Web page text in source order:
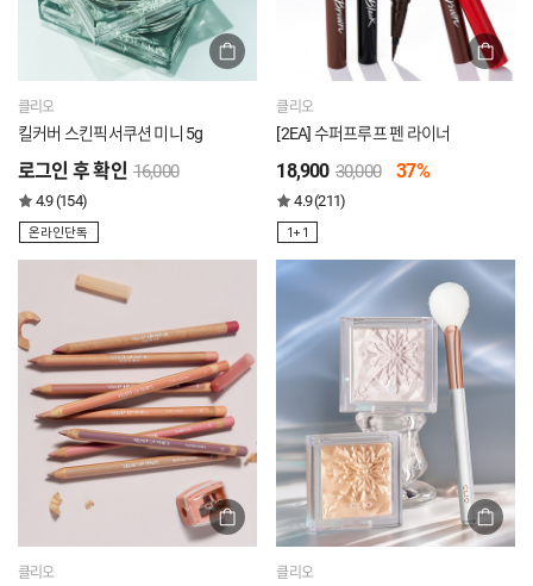
클리오
킬커버 스킨픽서쿠션 미니 5g
로그인 후 확인 16,000
4.9 (154)
온라인단독
클리오
[2EA] 수퍼프루프 펜 라이너
18,900 30,000 37%
4.9 (211)
1+1
클리오 클리오